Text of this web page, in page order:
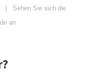
| Sehen Sie sich die
an